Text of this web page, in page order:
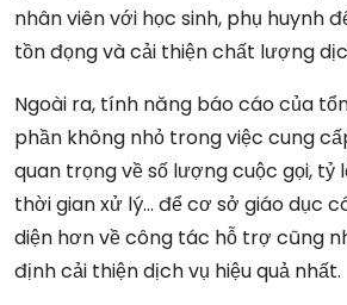
nhân viên với học sinh, phụ huynh
tồn đọng và cải thiện chất lượng
Ngoài ra, tính năng báo cáo của
phần không nhỏ trong việc cung
quan trọng về số lượng cuộc gọi, tỷ
thời gian xử lý… để cơ sở giáo dục
diện hơn về công tác hỗ trợ cũng
định cải thiện dịch vụ hiệu quả nhất.